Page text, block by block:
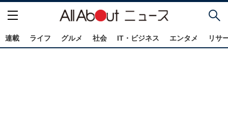
連載 ライフ グルメ 社会 IT・ビジネス エンタメ リサ